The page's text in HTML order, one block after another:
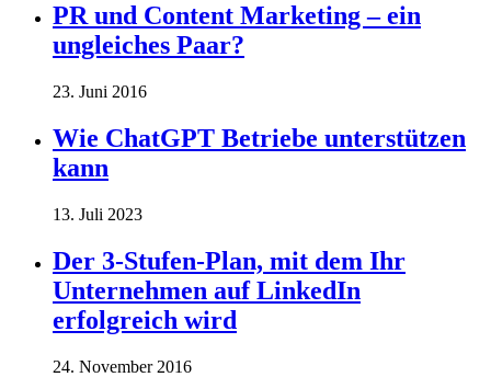
PR und Content Marketing – ein
ungleiches Paar?
23. Juni 2016
Wie ChatGPT Betriebe unterstützen
kann
13. Juli 2023
Der 3-Stufen-Plan, mit dem Ihr
Unternehmen auf LinkedIn
erfolgreich wird
24. November 2016